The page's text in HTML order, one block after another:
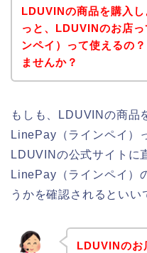
LDUVINの商品を購入
っと、LDUVINのお店
ンペイ）って使えるの
ませんか？
もしも、LDUVINの商品
LinePay（ラインペイ）
LDUVINの公式サイトに
LinePay（ラインペイ）
うかを確認されるといい
LDUVINのお